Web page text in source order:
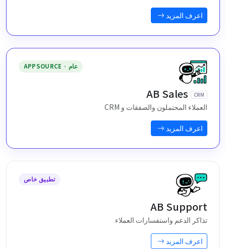
اعرف المزيد
عام · APPSOURCE
AB Sales CRM
العملاء المحتملون والصفقات و CRM
اعرف المزيد
تطبيق خاص
AB Support
تذاكر الدعم واستفسارات العملاء
اعرف المزيد